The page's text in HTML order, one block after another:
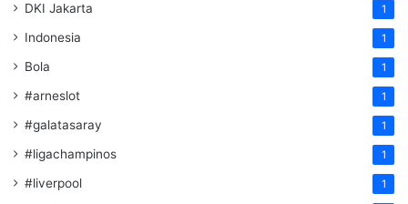
DKI Jakarta 1
Indonesia 1
Bola 1
#arneslot 1
#galatasaray 1
#ligachampinos 1
#liverpool 1